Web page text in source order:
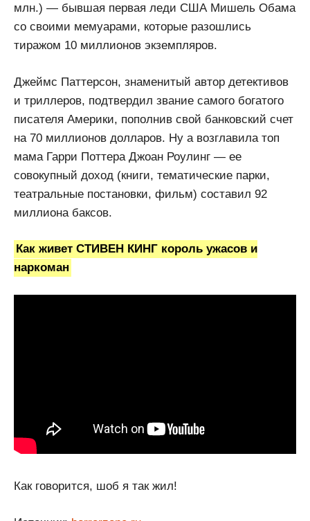
млн.) — бывшая первая леди США Мишель Обама
со своими мемуарами, которые разошлись
тиражом 10 миллионов экземпляров.
Джеймс Паттерсон, знаменитый автор детективов
и триллеров, подтвердил звание самого богатого
писателя Америки, пополнив свой банковский счет
на 70 миллионов долларов. Ну а возглавила топ
мама Гарри Поттера Джоан Роулинг — ее
совокупный доход (книги, тематические парки,
театральные постановки, фильм) составил 92
миллиона баксов.
Как живет СТИВЕН КИНГ король ужасов и
наркоман
Как говорится, шоб я так жил!